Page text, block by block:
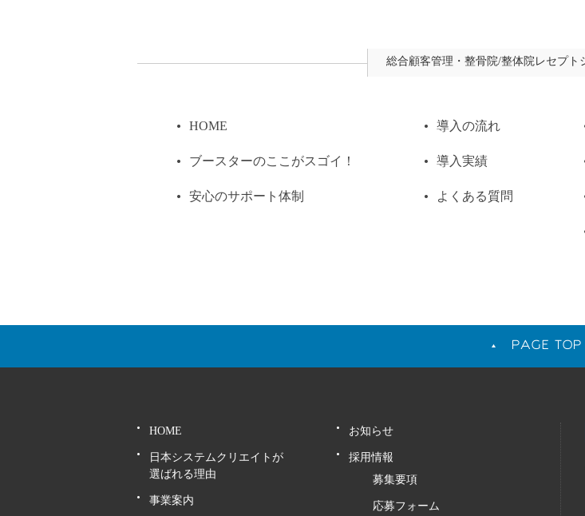
総合顧客管理・整骨院/整体院レセプ
HOME
ブースターのここがスゴイ！
安心のサポート体制
導入の流れ
導入実績
よくある質問
PAGE TOP
HOME
日本システムクリエイトが
選ばれる理由
事業案内
お知らせ
採用情報
募集要項
応募フォーム